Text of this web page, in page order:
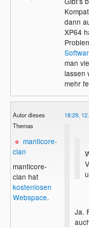
dann
XP64
man
lassen
mehr
Autor dieses
Themas
manticore-
clan
manticore-
clan hat
kostenlosen
Webspace.
18:29,
Ja.